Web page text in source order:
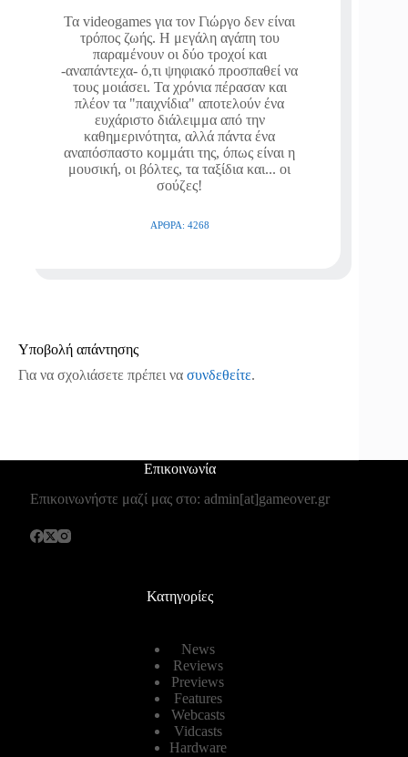
Τα videogames για τον Γιώργο δεν είναι
τρόπος ζωής. Η μεγάλη αγάπη του
παραμένουν οι δύο τροχοί και
-αναπάντεχα- ό,τι ψηφιακό προσπαθεί να
τους μοιάσει. Τα χρόνια πέρασαν και
πλέον τα "παιχνίδια" αποτελούν ένα
ευχάριστο διάλειμμα από την
καθημερινότητα, αλλά πάντα ένα
αναπόσπαστο κομμάτι της, όπως είναι η
μουσική, οι βόλτες, τα ταξίδια και... οι
σούζες!
ΆΡΘΡΑ: 4268
Υποβολή απάντησης
Για να σχολιάσετε πρέπει να συνδεθείτε.
Επικοινωνία
Επικοινωνήστε μαζί μας στο: admin[at]gameover.gr
Κατηγορίες
News
Reviews
Previews
Features
Webcasts
Vidcasts
Hardware